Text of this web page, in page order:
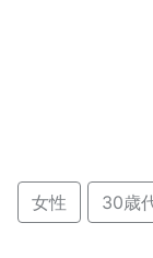
女性 30歳